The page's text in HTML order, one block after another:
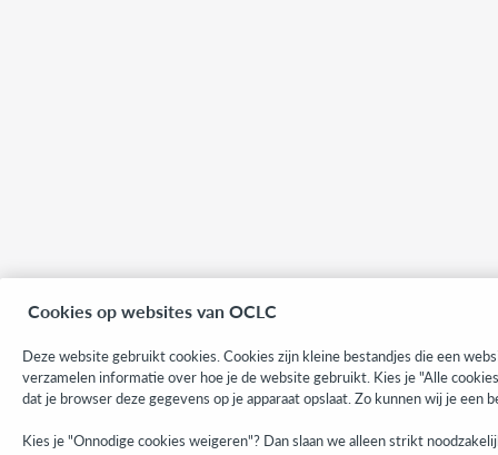
Cookies op websites van OCLC
Deze website gebruikt cookies. Cookies zijn kleine bestandjes die een
verzamelen informatie over hoe je de website gebruikt. Kies je "Alle
dat je browser deze gegevens op je apparaat opslaat. Zo kunnen wij je een
Kies je "Onnodige cookies weigeren"? Dan slaan we alleen strikt